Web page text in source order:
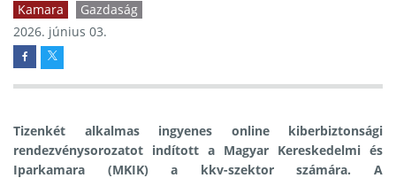
Kamara
Gazdaság
2026. június 03.
Tizenkét alkalmas ingyenes online kiberbiztonsági
rendezvénysorozatot indított a Magyar Kereskedelmi és
Iparkamara (MKIK) a kkv-szektor számára. A